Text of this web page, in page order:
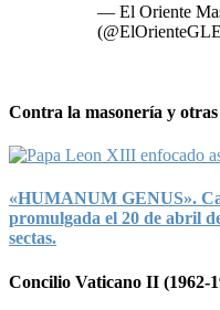
— El Oriente
Contra la masonería y otras
«HUMANUM GENUS».
promulgada el 20 de abril
sectas.
Concilio Vaticano II (1962-